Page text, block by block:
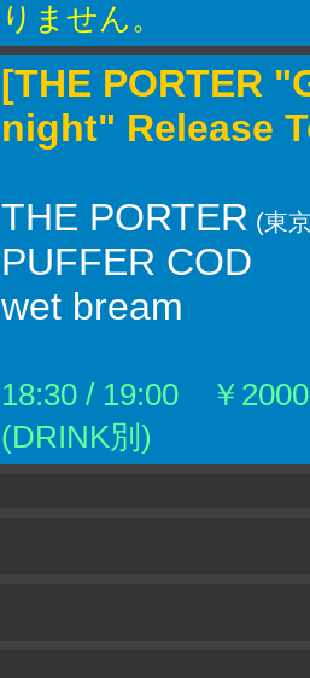
りません。
[THE PORTER
night" Release
THE PORTER (東
PUFFER COD
wet bream
18:30 / 19:00 ￥
(DRINK別)